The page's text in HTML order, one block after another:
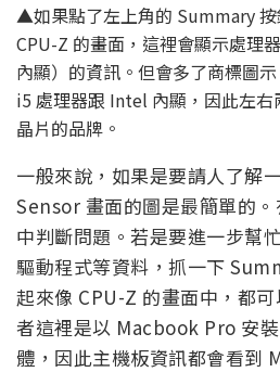
▲如果點了左上角的 Summary
CPU-Z 的畫面，這裡會顯示處理
內顯）的資訊。但會多了商標圖
i5 處理器跟 Intel 內顯，因此左
晶片的品牌。
一般來說，如果是要請人了解
Sensor 畫面的圖是最簡單的
中判斷問題。若是要進一步幫
驅動程式等資料，抓一下
起來像 CPU-Z 的畫面中，都
者這裡是以 Macbook Pro 安
體，因此主機板資訊都會看到